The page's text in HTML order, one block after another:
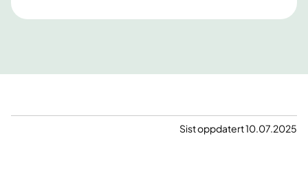
Sist oppdatert 10.07.2025